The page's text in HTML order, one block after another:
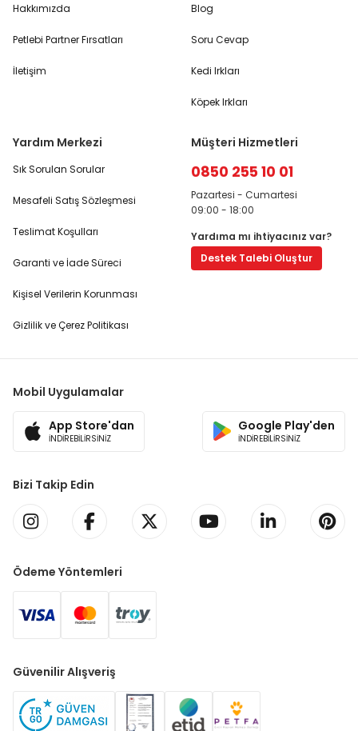
Hakkımızda
Petlebi Partner Fırsatları
İletişim
Blog
Soru Cevap
Kedi Irkları
Köpek Irkları
Yardım Merkezi
Sık Sorulan Sorular
Mesafeli Satış Sözleşmesi
Teslimat Koşulları
Garanti ve İade Süreci
Kişisel Verilerin Korunması
Gizlilik ve Çerez Politikası
Müşteri Hizmetleri
0850 255 10 01
Pazartesi - Cumartesi
09:00 - 18:00
Yardıma mı ihtiyacınız var?
Destek Talebi Oluştur
Mobil Uygulamalar
App Store'dan
İNDİREBİLİRSİNİZ
Google Play'den
İNDİREBİLİRSİNİZ
Bizi Takip Edin
Ödeme Yöntemleri
Güvenilir Alışveriş